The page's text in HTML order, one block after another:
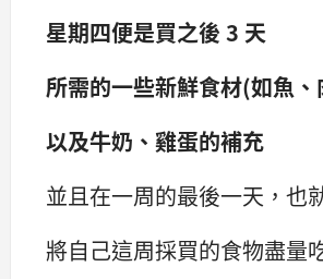
星期四便是買之後 3 天
所需的一些新鮮食材(如魚、
以及牛奶、雞蛋的補充
並且在一周的最後一天，也
將自己這周採買的食物盡量